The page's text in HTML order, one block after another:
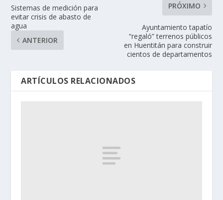
Sistemas de medición para
evitar crisis de abasto de
agua
ANTERIOR
PRÓXIMO
Ayuntamiento tapatío
“regaló” terrenos públicos
en Huentitán para construir
cientos de departamentos
ARTÍCULOS RELACIONADOS